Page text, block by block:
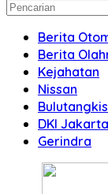
Berita
Berita
Kejahatan
Nissan
Bulutangkis
DKI Jakarta
Gerindra